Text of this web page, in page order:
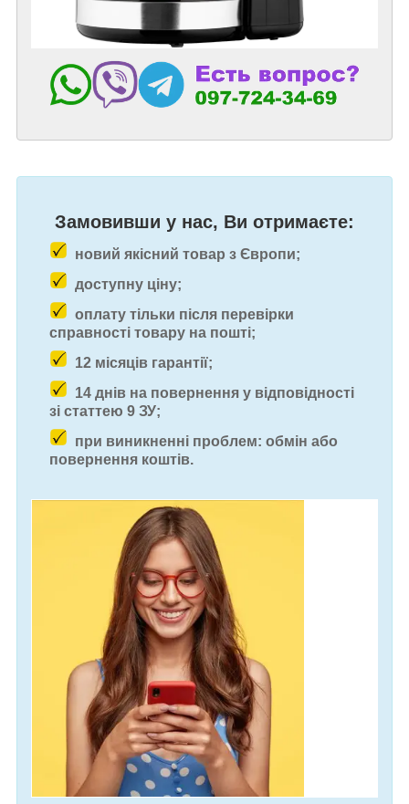
Замовивши у нас, Ви отримаєте:
новий якісний товар з Європи;
доступну ціну;
оплату тільки після перевірки
справності товару на пошті;
12 місяців гарантії;
14 днів на повернення у відповідності
зі статтею 9 ЗУ;
при виникненні проблем: обмін або
повернення коштів.